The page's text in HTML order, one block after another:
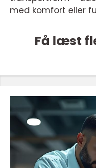
med komfort eller
Få læst